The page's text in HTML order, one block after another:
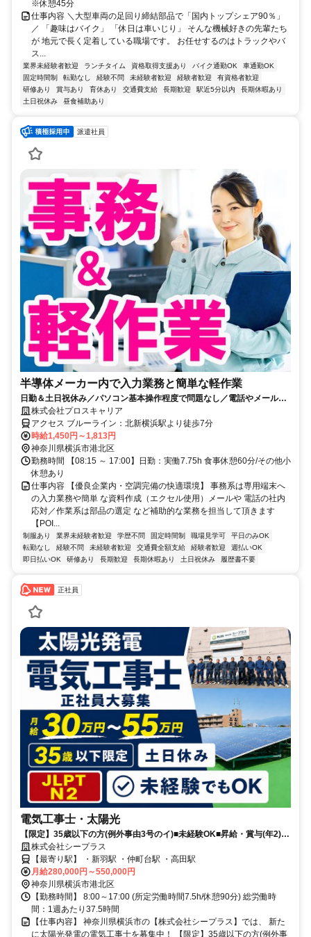
※休憩45分
仕事内容 ＼大型車両の足回り締結部品で「国内トップシェア90％」
／ 「趣味はバイク」 「休日は車いじり」 そんな機械好きの先輩たち
が 地元で長く定着している職場です。 お任せするのはトラックやバ
ス...
業界未経験者歓迎 ランチタイム 資格取得支援あり バイク通勤OK
車通勤OK
固定時間制
転勤なし 経験不問 未経験者歓迎 経験者歓迎
有資格者歓迎
研修あり
賞与あり 育休あり 交通費支給 長期歓迎 駅近5分以内
長期休暇あり
土日祝休み
昼食補助あり
派遣社員
半導体メーカー内で入力業務と簡単な軽作業
日勤＆土日祝休み／パソコン基本操作程度で問題なし／電話やメール応
対は社内のみ／北新横浜駅より徒歩7分
株式会社プロスキャリア
アクセス ブルーライン：北新横浜駅より徒歩7分
時給1,450円～1,813円
神奈川県横浜市港北区
勤務時間 【08:15 ～ 17:00】日勤：実働7.75h 食事休憩60分/その他小
休憩あり
仕事内容 【優良企業内・空調完備の快適環境】 事務系は専用端末へ
の入力業務や簡単 な資料作成（エクセル使用）メールや 電話の社内
応対／作業系は部品の選定 など補助的な業務を担当して頂きます
【POI...
制服あり 業界未経験者歓迎 学歴不問 固定時間制 職場見学可
平日のみOK
転勤なし
経験不問 未経験者歓迎 交通費全額支給 経験者歓迎
週払いOK
即日払いOK
研修あり 長期歓迎 長期休暇あり 土日祝休み 履歴書不要
正社員
電気工事士・太陽光
【限定】35歳以下の方(例外事由3号のイ)■未経験OK■昇給・賞与(年2)■
土日休み＋長期休暇■資格取得支援制度あり■MAX月55万稼げる
株式会社シープラス
【最寄り駅】 ・新羽駅 ・仲町台駅 ・高田駅
月給280,000円～550,000円
神奈川県横浜市港北区
【勤務時間】 8:00～17:00 (所定労働時間7.5h/休憩90分) 総労働時
間：1週あたり37.5時間
【仕事内容】 神奈川県横浜市の【株式会社シープラス】では、 新た
に太陽光発電の電気工事士を募集中！ 【限定】35歳以下の方(例外事